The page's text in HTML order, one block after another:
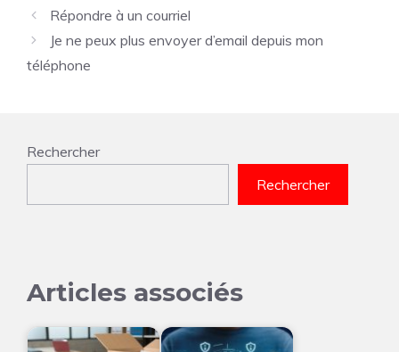
Répondre à un courriel
Je ne peux plus envoyer d’email depuis mon
téléphone
Rechercher
Rechercher
Articles associés